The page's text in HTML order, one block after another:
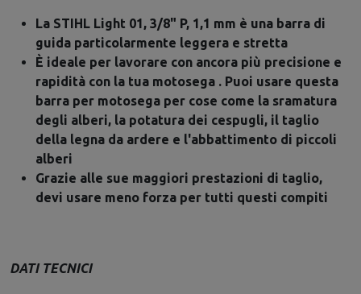
La STIHL Light 01, 3/8" P, 1,1 mm è una barra di
guida particolarmente leggera e stretta
È ideale per lavorare con ancora più precisione e
rapidità con la tua motosega . Puoi usare questa
barra per motosega per cose come la sramatura
degli alberi, la potatura dei cespugli, il taglio
della legna da ardere e l'abbattimento di piccoli
alberi
Grazie alle sue maggiori prestazioni di taglio,
devi usare meno forza per tutti questi compiti
DATI TECNICI